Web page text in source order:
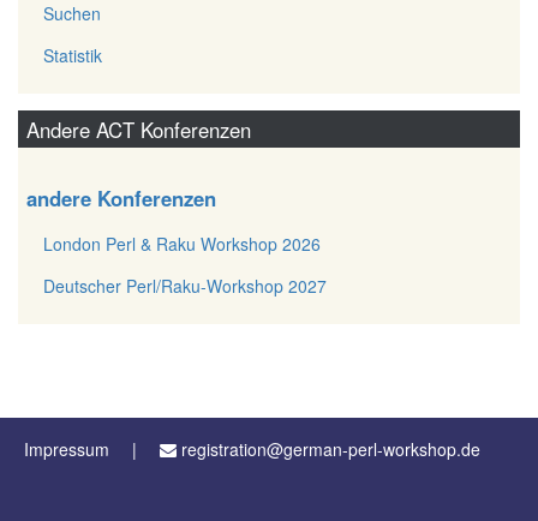
Suchen
Statistik
Andere ACT Konferenzen
andere Konferenzen
London Perl & Raku Workshop 2026
Deutscher Perl/Raku-Workshop 2027
Impressum registration@german-perl-workshop.de